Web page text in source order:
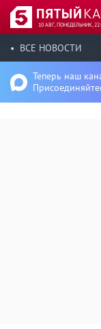
10 АВГ, ПОНЕДЕЛЬНИК,
ВСЕ НОВОСТИ
Теперь наш